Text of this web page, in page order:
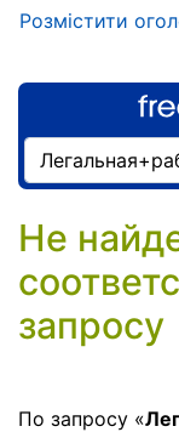
Розмістити
Не
запросу
По запросу «